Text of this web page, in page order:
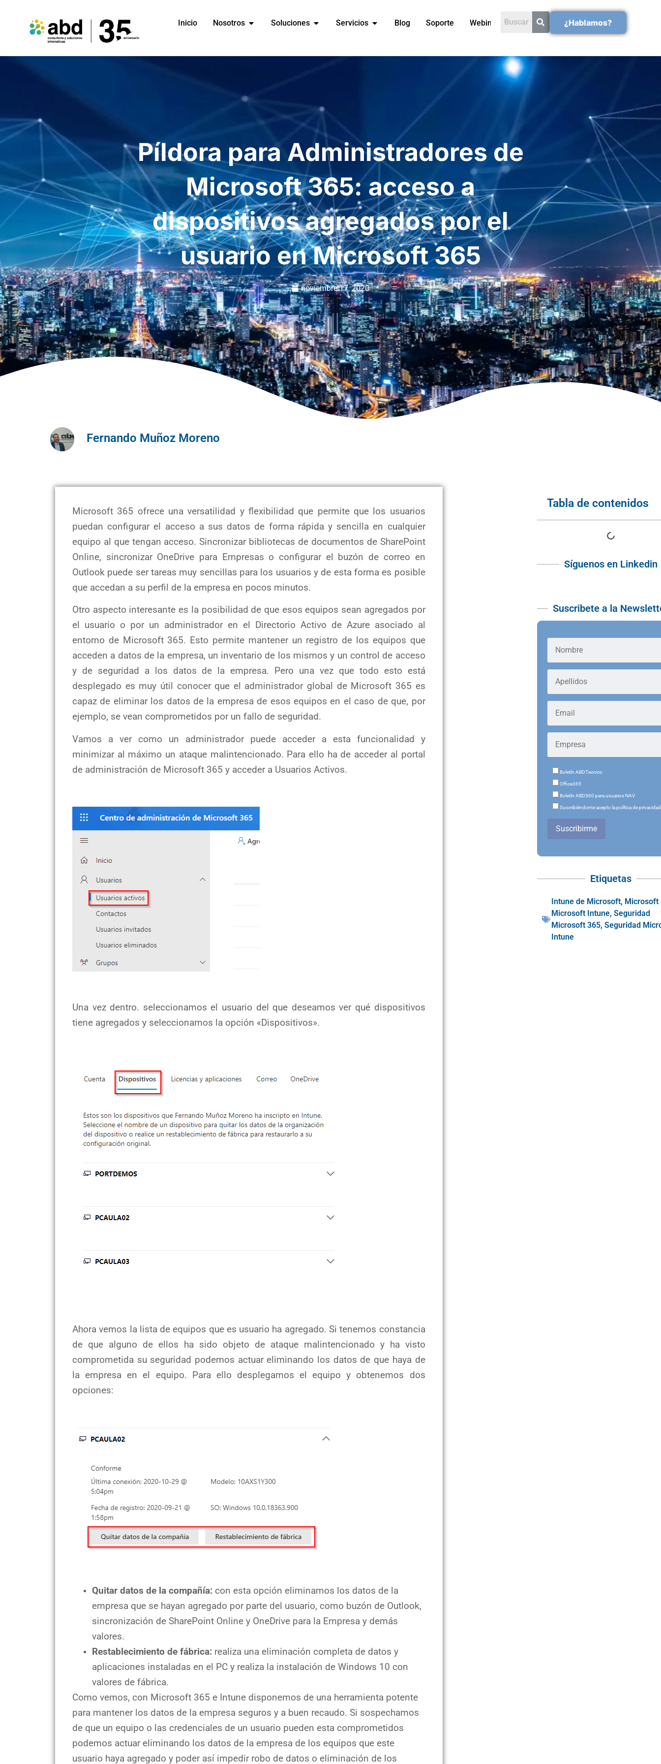
Inicio Nosotros Soluciones Servicios Blog Soporte Webinars ¿Hablamos?
Píldora para Administradores de
Microsoft 365: acceso a
dispositivos agregados por el
usuario en Microsoft 365
noviembre 17, 2020
Fernando Muñoz Moreno
Microsoft 365 ofrece una versatilidad y flexibilidad que permite que los usuarios
puedan configurar el acceso a sus datos de forma rápida y sencilla en cualquier
equipo al que tengan acceso. Sincronizar bibliotecas de documentos de SharePoint
Online, sincronizar OneDrive para Empresas o configurar el buzón de correo en
Outlook puede ser tareas muy sencillas para los usuarios y de esta forma es posible
que accedan a su perfil de la empresa en pocos minutos.
Otro aspecto interesante es la posibilidad de que esos equipos sean agregados por
el usuario o por un administrador en el Directorio Activo de Azure asociado al
entorno de Microsoft 365. Esto permite mantener un registro de los equipos que
acceden a datos de la empresa, un inventario de los mismos y un control de acceso
y de seguridad a los datos de la empresa. Pero una vez que todo esto está
desplegado es muy útil conocer que el administrador global de Microsoft 365 es
capaz de eliminar los datos de la empresa de esos equipos en el caso de que, por
ejemplo, se vean comprometidos por un fallo de seguridad.
Vamos a ver como un administrador puede acceder a esta funcionalidad y
minimizar al máximo un ataque malintencionado. Para ello ha de acceder al portal
de administración de Microsoft 365 y acceder a Usuarios Activos.
Una vez dentro. seleccionamos el usuario del que deseamos ver qué dispositivos
tiene agregados y seleccionamos la opción «Dispositivos».
Ahora vemos la lista de equipos que es usuario ha agregado. Si tenemos constancia
de que alguno de ellos ha sido objeto de ataque malintencionado y ha visto
comprometida su seguridad podemos actuar eliminando los datos de que haya de
la empresa en el equipo. Para ello desplegamos el equipo y obtenemos dos
opciones:
Quitar datos de la compañía: con esta opción eliminamos los datos de la
empresa que se hayan agregado por parte del usuario, como buzón de Outlook,
sincronización de SharePoint Online y OneDrive para la Empresa y demás
valores.
Restablecimiento de fábrica: realiza una eliminación completa de datos y
aplicaciones instaladas en el PC y realiza la instalación de Windows 10 con
valores de fábrica.
Como vemos, con Microsoft 365 e Intune disponemos de una herramienta potente
para mantener los datos de la empresa seguros y a buen recaudo. Si sospechamos
de que un equipo o las credenciales de un usuario pueden esta comprometidos
podemos actuar eliminando los datos de la empresa de los equipos que este
usuario haya agregado y poder así impedir robo de datos o eliminación de los
Tabla de contenidos
Síguenos en Linkedin
Suscribete a la
Boletín ABDTecnico
Office365
Boletín ABD360 para usuarios NAV
Suscribiéndome acepto la política de privacidad
Suscribirme
Etiquetas
Intune de Microsoft, Microsoft
Microsoft Intune,Seguridad
Microsoft 365,Seguridad
Intune